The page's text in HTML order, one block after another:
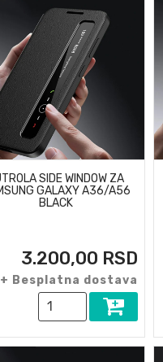
SIDE WINDOW ZA
GALAXY A36/A56
BLACK
3.200,00 RSD
+ Besplatna dostava